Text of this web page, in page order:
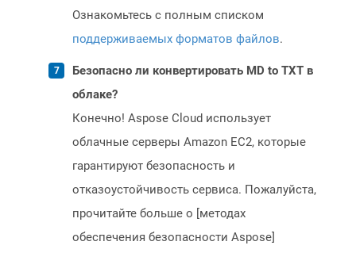
Ознакомьтесь с полным списком
поддерживаемых форматов файлов.
Безопасно ли конвертировать MD to TXT в
облаке?
Конечно! Aspose Cloud использует
облачные серверы Amazon EC2, которые
гарантируют безопасность и
отказоустойчивость сервиса. Пожалуйста,
прочитайте больше о [методах
обеспечения безопасности Aspose]